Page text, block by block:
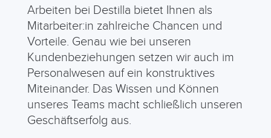
Arbeiten bei Destilla bietet Ihnen als
Mitarbeiter:in zahlreiche Chancen und
Vorteile. Genau wie bei unseren
Kundenbeziehungen setzen wir auch im
Personalwesen auf ein konstruktives
Miteinander. Das Wissen und Können
unseres Teams macht schließlich unseren
Geschäftserfolg aus.